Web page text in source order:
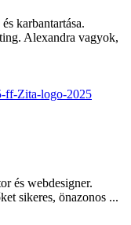
karbantartása.
Alexandra vagyok,
és webdesigner.
sikeres, önazonos ...